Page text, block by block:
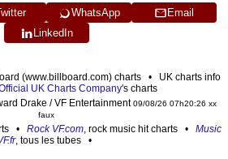
WhatsApp
Email
LinkedIn
(www.billboard.com) charts • UK charts info
UK Charts Company's charts
Drake / VF Entertainment09/08/26 07h20:26 xx
faux
• Rock VF.com, rock music hit charts • Music
, tous les tubes •